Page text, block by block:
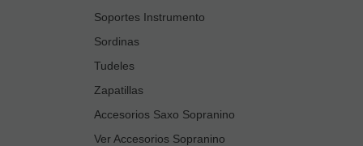
Soportes Instrumento
Sordinas
Tudeles
Zapatillas
Accesorios Saxo Sopranino
Ver Accesorios Sopranino